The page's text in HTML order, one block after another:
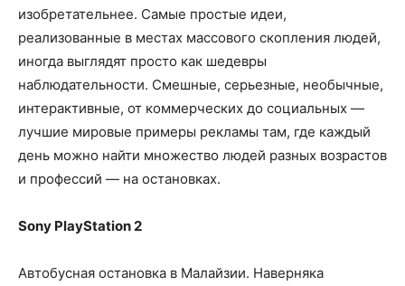
изобретательнее. Самые простые идеи,
реализованные в местах массового скопления людей,
иногда выглядят просто как шедевры
наблюдательности. Смешные, серьезные, необычные,
интерактивные, от коммерческих до социальных —
лучшие мировые примеры рекламы там, где каждый
день можно найти множество людей разных возрастов
и профессий — на остановках.
Sony PlayStation 2
Автобусная остановка в Малайзии. Наверняка